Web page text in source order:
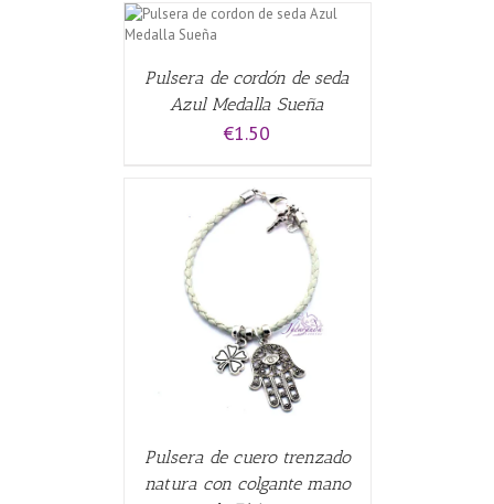
Pulsera de cordón de seda
Azul Medalla Sueña
€1.50
Pulsera de cuero trenzado
natura con colgante mano